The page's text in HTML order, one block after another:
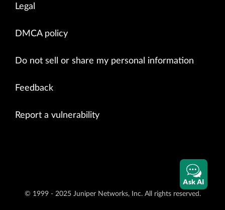
Legal
DMCA policy
Do not sell or share my personal information
Feedback
Report a vulnerability
© 1999 - 2025 Juniper Networks, Inc. All rights reserved.
Ask AI